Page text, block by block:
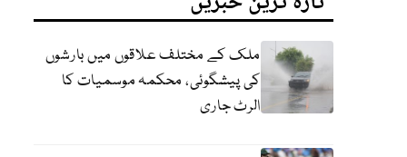
ملک کے مختلف علاقوں میں بارشوں
کی پیشگوئی، محکمہ موسمیات کا
الرٹ جاری